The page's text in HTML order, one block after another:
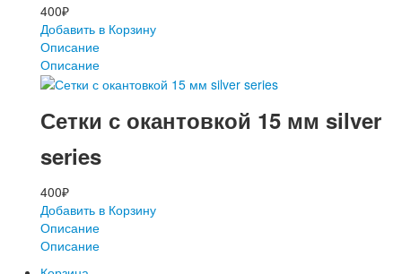
400₽
Добавить в Корзину
Описание
Описание
Сетки с окантовкой 15 мм silver
series
400₽
Добавить в Корзину
Описание
Описание